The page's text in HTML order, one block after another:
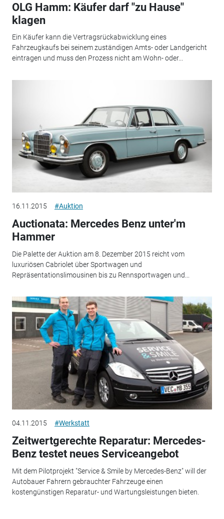
OLG Hamm: Käufer darf "zu Hause"
klagen
Ein Käufer kann die Vertragsrückabwicklung eines
Fahrzeugkaufs bei seinem zuständigen Amts- oder Landgericht
eintragen und muss den Prozess nicht am Wohn- oder...
16.11.2015 #Auktion
Auctionata: Mercedes Benz unter'm
Hammer
Die Palette der Auktion am 8. Dezember 2015 reicht vom
luxuriösen Cabriolet über Sportwagen und
Repräsentationslimousinen bis zu Rennsportwagen und...
04.11.2015 #Werkstatt
Zeitwertgerechte Reparatur: Mercedes-
Benz testet neues Serviceangebot
Mit dem Pilotprojekt "Service & Smile by Mercedes-Benz" will der
Autobauer Fahrern gebrauchter Fahrzeuge einen
kostengünstigen Reparatur- und Wartungsleistungen bieten.